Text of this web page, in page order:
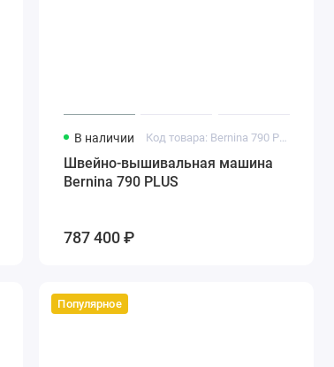
В наличии Код товара: Bernina 790 PLUS
Швейно-вышивальная машина
Bernina 790 PLUS
787 400 ₽
Популярное